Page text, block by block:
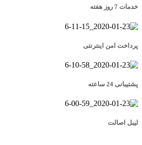
خدمات 7 روز هفته
پرداخت امن اینترنتی
پشتیبانی 24 ساعته
لیبل اصالت